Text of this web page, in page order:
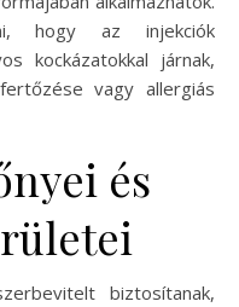
hogy az injekciók
kockázatokkal járnak,
vagy allergiás
és
biztosítanak,